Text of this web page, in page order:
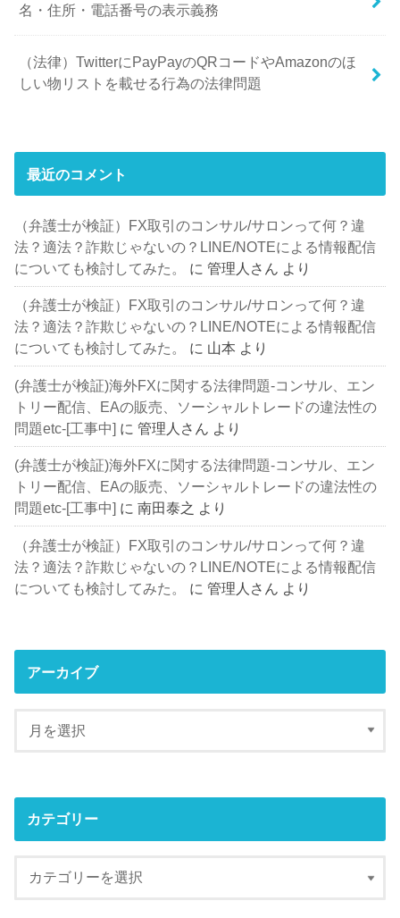
名・住所・電話番号の表示義務
（法律）TwitterにPayPayのQRコードやAmazonのほ
しい物リストを載せる行為の法律問題
最近のコメント
（弁護士が検証）FX取引のコンサル/サロンって何？違
法？適法？詐欺じゃないの？LINE/NOTEによる情報配信
についても検討してみた。
に管理人さん より
（弁護士が検証）FX取引のコンサル/サロンって何？違
法？適法？詐欺じゃないの？LINE/NOTEによる情報配信
についても検討してみた。
に 山本 より
(弁護士が検証)海外FXに関する法律問題-コンサル、エン
トリー配信、EAの販売、ソーシャルトレードの違法性の
問題etc-[工事中] に管理人さん より
(弁護士が検証)海外FXに関する法律問題-コンサル、エン
トリー配信、EAの販売、ソーシャルトレードの違法性の
問題etc-[工事中] に南田泰之 より
（弁護士が検証）FX取引のコンサル/サロンって何？違
法？適法？詐欺じゃないの？LINE/NOTEによる情報配信
についても検討してみた。
に管理人さん より
アーカイブ
カテゴリー